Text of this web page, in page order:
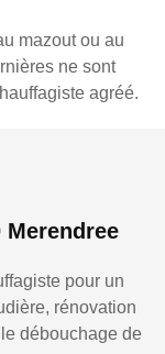
mazout ou au
ne sont
agréé.
Merendree
pour un
rénovation
débouchage de